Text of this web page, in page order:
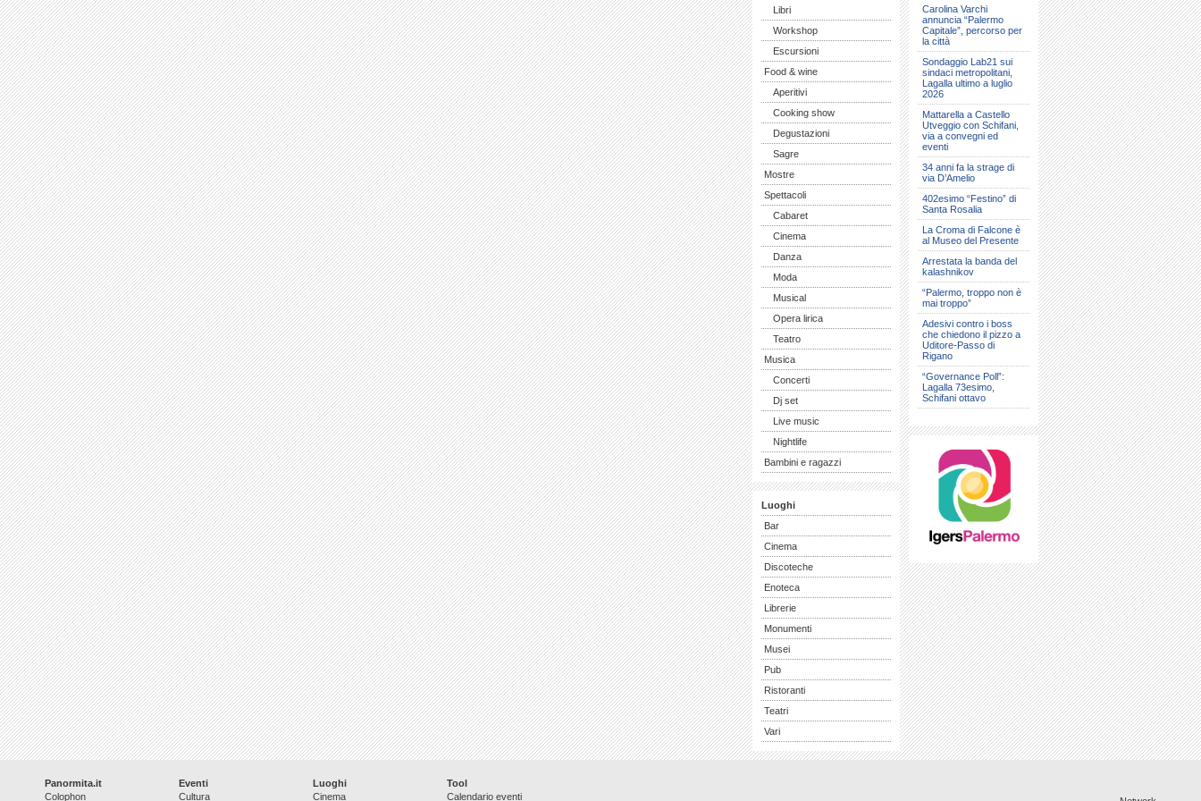
Libri
Workshop
Escursioni
Food & wine
Aperitivi
Cooking show
Degustazioni
Sagre
Mostre
Spettacoli
Cabaret
Cinema
Danza
Moda
Musical
Opera lirica
Teatro
Musica
Concerti
Dj set
Live music
Nightlife
Bambini e ragazzi
Luoghi
Bar
Cinema
Discoteche
Enoteca
Librerie
Monumenti
Musei
Pub
Ristoranti
Teatri
Vari
Carolina Varchi
annuncia “Palermo
Capitale”, percorso per
la città
Sondaggio Lab21 sui
sindaci metropolitani,
Lagalla ultimo a luglio
2026
Mattarella a Castello
Utveggio con Schifani,
via a convegni ed
eventi
34 anni fa la strage di
via D’Amelio
402esimo “Festino” di
Santa Rosalia
La Croma di Falcone è
al Museo del Presente
Arrestata la banda del
kalashnikov
“Palermo, troppo non è
mai troppo”
Adesivi contro i boss
che chiedono il pizzo a
Uditore-Passo di
Rigano
“Governance Poll”:
Lagalla 73esimo,
Schifani ottavo
Panormita.it
Colophon
Eventi
Cultura
Luoghi
Cinema
Tool
Calendario eventi